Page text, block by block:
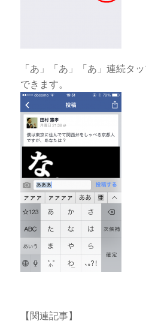
「あ」「あ」「あ」連続タ
できます。
【関連記事】